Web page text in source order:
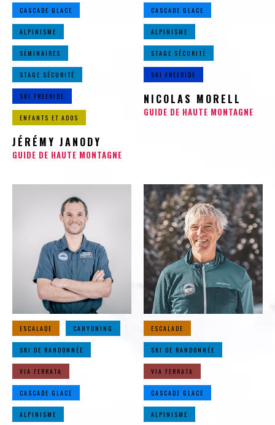
CASCADE GLACE
ALPINISME
SÉMINAIRES
STAGE SÉCURITÉ
SKI FREERIDE
ENFANTS ET ADOS
JÉRÉMY JANODY
GUIDE DE HAUTE MONTAGNE
CASCADE GLACE
ALPINISME
STAGE SÉCURITÉ
SKI FREERIDE
NICOLAS MORELL
GUIDE DE HAUTE MONTAGNE
ESCALADE CANYONING
SKI DE RANDONNÉE
VIA FERRATA
CASCADE GLACE
ALPINISME
ESCALADE
SKI DE RANDONNÉE
VIA FERRATA
CASCADE GLACE
ALPINISME